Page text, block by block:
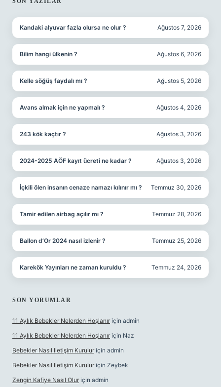
Kandaki alyuvar fazla olursa ne olur ? Ağustos 7, 2026
Bilim hangi ülkenin ? Ağustos 6, 2026
Kelle söğüş faydalı mı ? Ağustos 5, 2026
Avans almak için ne yapmalı ? Ağustos 4, 2026
243 kök kaçtır ? Ağustos 3, 2026
2024-2025 AÖF kayıt ücreti ne kadar ? Ağustos 3, 2026
İçkili ölen insanın cenaze namazı kılınır mı ? Temmuz 30, 2026
Tamir edilen airbag açılır mı ? Temmuz 28, 2026
Ballon d’Or 2024 nasıl izlenir ? Temmuz 25, 2026
Karekök Yayınları ne zaman kuruldu ? Temmuz 24, 2026
SON YORUMLAR
11 Aylık Bebekler Nelerden Hoşlanır için admin
11 Aylık Bebekler Nelerden Hoşlanır için Naz
Bebekler Nasıl Iletişim Kurulur için admin
Bebekler Nasıl Iletişim Kurulur için Zeybek
Zengin Kafiye Nasıl Olur için admin